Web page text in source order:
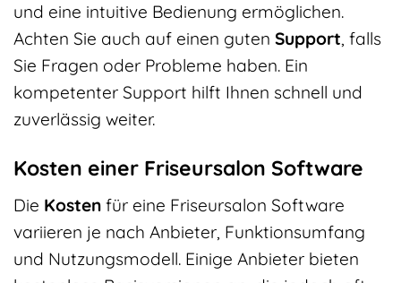
und eine intuitive Bedienung ermöglichen.
Achten Sie auch auf einen guten Support, falls
Sie Fragen oder Probleme haben. Ein
kompetenter Support hilft Ihnen schnell und
zuverlässig weiter.
Kosten einer Friseursalon Software
Die Kosten für eine Friseursalon Software
variieren je nach Anbieter, Funktionsumfang
und Nutzungsmodell. Einige Anbieter bieten